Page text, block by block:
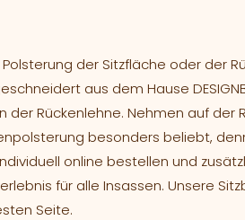
der Sitzfläche oder der
aus dem Hause
Rückenlehne. Nehmen auf der
besonders beliebt,
online bestellen und
für alle Insassen. Unsere
Seite.